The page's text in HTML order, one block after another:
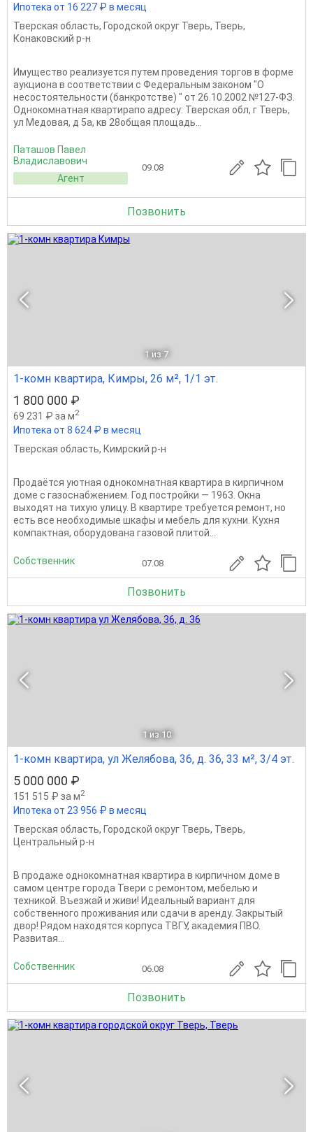
Ипотека от 16 227 ₽ в месяц
Тверская область, Городской округ Тверь, Тверь,
Конаковский р-н
Имущество реализуется путем проведения торгов в форме
аукциона в соответствии с Федеральным законом "О
несостоятельности (банкротстве) " от 26.10.2002 №127-ФЗ.
Однокомнатная квартирапо адресу: Тверская обл, г Тверь,
ул Медовая, д 5а, кв 28общая площадь...
Паташов Павел
Владиславович
Агент
09.08
Позвонить
1 из 7
1-комн квартира, Кимры, 26 м², 1/1 эт.
1 800 000 ₽
69 231 ₽ за м2
Ипотека от 8 624 ₽ в месяц
Тверская область, Кимрский р-н
Продаётся уютная однокомнатная квартира в кирпичном
доме с газоснабжением. Год постройки — 1963. Окна
выходят на тихую улицу. В квартире требуется ремонт, но
есть все необходимые шкафы и мебель для кухни. Кухня
компактная, оборудована газовой плитой...
Собственник 07.08
Позвонить
1 из 10
1-комн квартира, ул Желябова, 36, д. 36, 33 м², 3/4 эт.
5 000 000 ₽
151 515 ₽ за м2
Ипотека от 23 956 ₽ в месяц
Тверская область, Городской округ Тверь, Тверь,
Центральный р-н
В продаже однокомнатная квартира в кирпичном доме в
самом центре города Твери с ремонтом, мебелью и
техникой. Въезжай и живи! Идеальный вариант для
собственного проживания или сдачи в аренду. Закрытый
двор! Рядом находятся корпуса ТВГУ, академия ПВО.
Развитая...
Собственник 06.08
Позвонить